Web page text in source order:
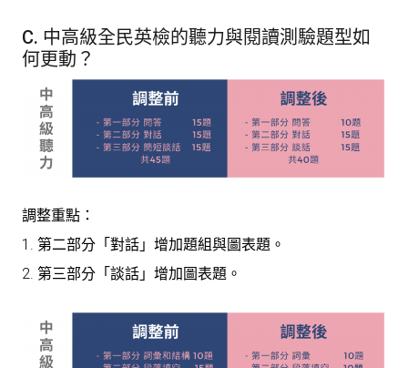
C. 中高級全民英檢的聽力與閱讀測驗題型如
何更動？
調整重點：
1. 第二部分「對話」增加題組與圖表題。
2. 第三部分「談話」增加圖表題。